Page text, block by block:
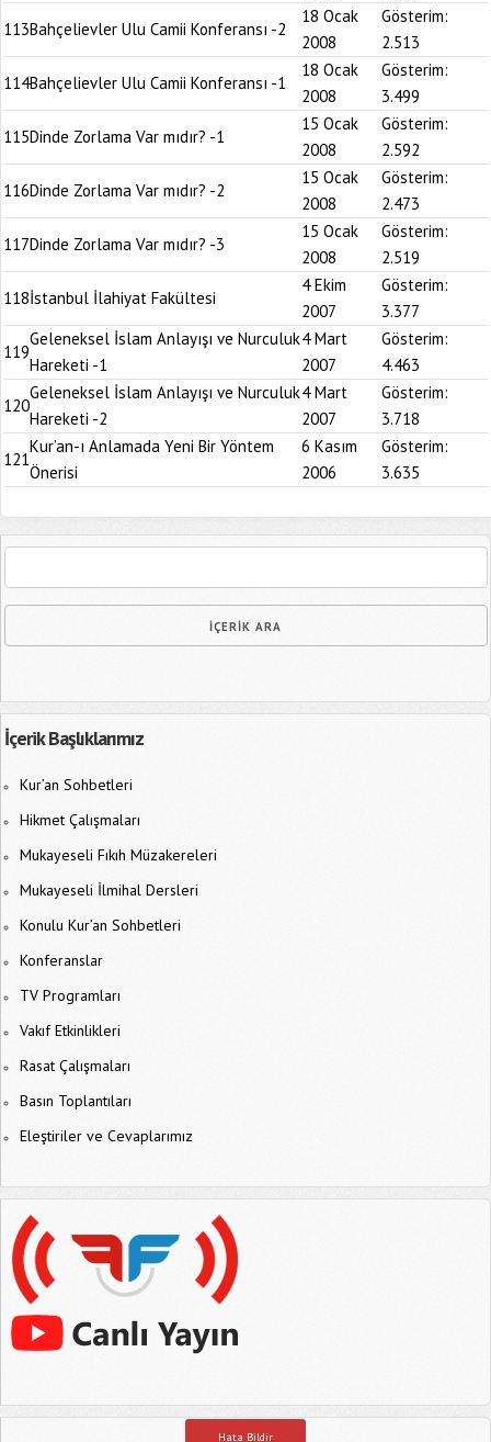
113Bahçelievler Ulu Camii Konferansı -2
18 Ocak
2008
Gösterim:
2.513
114Bahçelievler Ulu Camii Konferansı -1
18 Ocak
2008
Gösterim:
3.499
115Dinde Zorlama Var mıdır? -1
15 Ocak
2008
Gösterim:
2.592
116Dinde Zorlama Var mıdır? -2
15 Ocak
2008
Gösterim:
2.473
117Dinde Zorlama Var mıdır? -3
15 Ocak
2008
Gösterim:
2.519
118İstanbul İlahiyat Fakültesi
4 Ekim
2007
Gösterim:
3.377
119
Geleneksel İslam Anlayışı ve Nurculuk
Hareketi -1
4 Mart
2007
Gösterim:
4.463
120
Geleneksel İslam Anlayışı ve Nurculuk
Hareketi -2
4 Mart
2007
Gösterim:
3.718
121
Kur’an-ı Anlamada Yeni Bir Yöntem
Önerisi
6 Kasım
2006
Gösterim:
3.635
İçerik Başlıklarımız
Kur’an Sohbetleri
Hikmet Çalışmaları
Mukayeseli Fıkıh Müzakereleri
Mukayeseli İlmihal Dersleri
Konulu Kur’an Sohbetleri
Konferanslar
TV Programları
Vakıf Etkinlikleri
Rasat Çalışmaları
Basın Toplantıları
Eleştiriler ve Cevaplarımız
Hata Bildir